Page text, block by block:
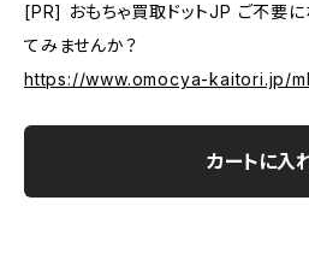
[PR] おもちゃ買取ドットJP ご不要
てみませんか？
https://www.omocya-kaitori.jp/
カートに入